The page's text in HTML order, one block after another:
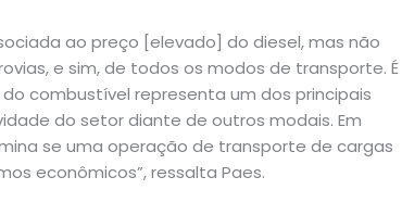
ao preço [elevado] do diesel, mas não
e sim, de todos os modos de transporte. É
combustível representa um dos principais
do setor diante de outros modais. Em
se uma operação de transporte de cargas
econômicos”, ressalta Paes.